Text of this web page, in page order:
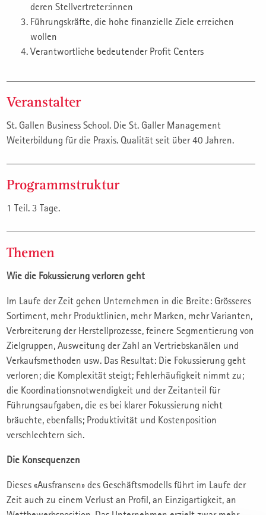
deren Stellvertreter:innen
Führungskräfte, die hohe finanzielle Ziele erreichen
wollen
Verantwortliche bedeutender Profit Centers
Veranstalter
St. Gallen Business School. Die St. Galler Management
Weiterbildung für die Praxis. Qualität seit über 40 Jahren.
Programmstruktur
1 Teil. 3 Tage.
Themen
Wie die Fokussierung verloren geht
Im Laufe der Zeit gehen Unternehmen in die Breite: Grösseres
Sortiment, mehr Produktlinien, mehr Marken, mehr Varianten,
Verbreiterung der Herstellprozesse, feinere Segmentierung von
Zielgruppen, Ausweitung der Zahl an Vertriebskanälen und
Verkaufsmethoden usw. Das Resultat: Die Fokussierung geht
verloren; die Komplexität steigt; Fehlerhäufigkeit nimmt zu;
die Koordinationsnotwendigkeit und der Zeitanteil für
Führungsaufgaben, die es bei klarer Fokussierung nicht
bräuchte, ebenfalls; Produktivität und Kostenposition
verschlechtern sich.
Die Konsequenzen
Dieses «Ausfransen» des Geschäftsmodells führt im Laufe der
Zeit auch zu einem Verlust an Profil, an Einzigartigkeit, an